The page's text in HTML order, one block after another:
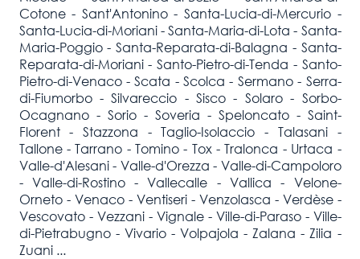
Cotone - Sant'Antonino - Santa-Lucia-di-Mercurio -
Santa-Lucia-di-Moriani - Santa-Maria-di-Lota - Santa-
Maria-Poggio - Santa-Reparata-di-Balagna - Santa-
Reparata-di-Moriani - Santo-Pietro-di-Tenda - Santo-
Pietro-di-Venaco - Scata - Scolca - Sermano - Serra-
di-Fiumorbo - Silvareccio - Sisco - Solaro - Sorbo-
Ocagnano - Sorio - Soveria - Speloncato - Saint-
Florent - Stazzona - Taglio-Isolaccio - Talasani -
Tallone - Tarrano - Tomino - Tox - Tralonca - Urtaca -
Valle-d'Alesani - Valle-d'Orezza - Valle-di-Campoloro
- Valle-di-Rostino - Vallecalle - Vallica - Velone-
Orneto - Venaco - Ventiseri - Venzolasca - Verdèse -
Vescovato - Vezzani - Vignale - Ville-di-Paraso - Ville-
di-Pietrabugno - Vivario - Volpajola - Zalana - Zilia -
Zuani ...